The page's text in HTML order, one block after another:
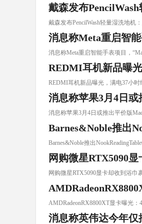
戴森发布
戴森发布PencilWash轻量湿洗地机
消息称Meta重启智
消息称Meta重启智能手表项目，
REDMI耳机新品曝
REDMI耳机新品曝光，满电37小时
消息称苹果3月4日
消息称苹果3月4日或推出平价版
Barnes&Noble推出
Barnes&Noble推出
网购微星RTX5090
网购微星RTX5090显卡却收到浴巾
AMDRadeonRX8800XT显卡曝光：
消息称英伟达今年仅